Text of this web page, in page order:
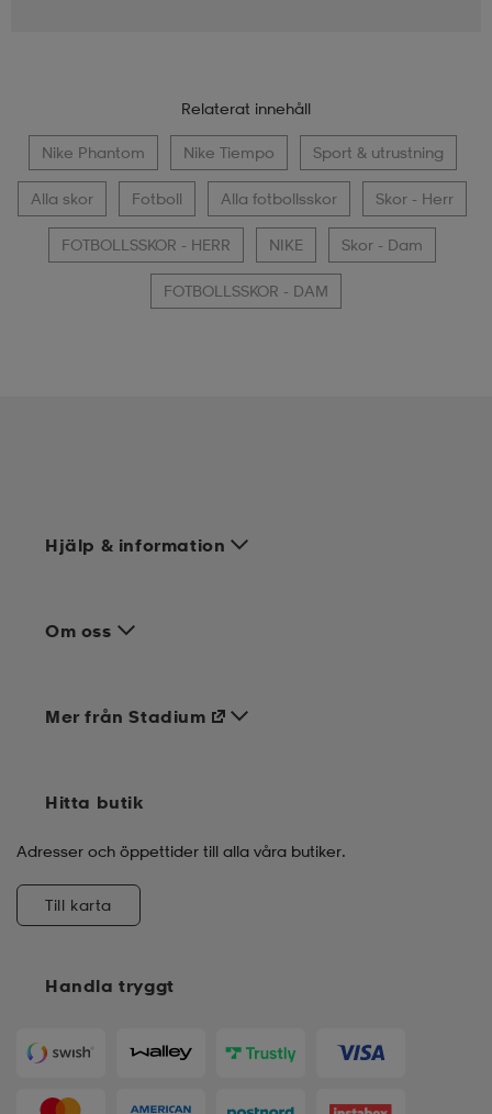
Relaterat innehåll
Nike Phantom Nike Tiempo Sport & utrustning
Alla skor Fotboll Alla fotbollsskor Skor - Herr
FOTBOLLSSKOR - HERR NIKE Skor - Dam
FOTBOLLSSKOR - DAM
Hjälp & information
Om oss
Handla tryggt
Mer från Stadium
Hitta butik
Adresser och öppettider till alla våra butiker.
Till karta